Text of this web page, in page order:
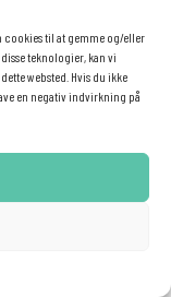
cookies til at gemme og/eller
teknologier, kan vi
websted. Hvis du ikke
en negativ indvirkning på